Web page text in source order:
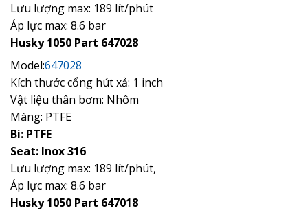
Lưu lượng max: 189 lít/phút
Áp lực max: 8.6 bar
Husky 1050 Part 647028
Model:647028
Kích thước cổng hút xả: 1 inch
Vật liệu thân bơm: Nhôm
Màng: PTFE
Bi: PTFE
Seat: Inox 316
Lưu lượng max: 189 lít/phút,
Áp lực max: 8.6 bar
Husky 1050 Part 647018